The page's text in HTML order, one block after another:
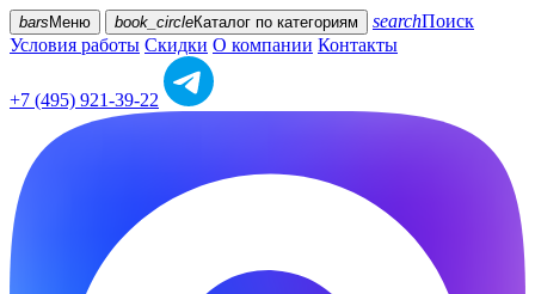
bars Меню book_circleКаталог по категориям searchПоиск
Условия работы Скидки О компании Контакты
+7 (495) 921-39-22